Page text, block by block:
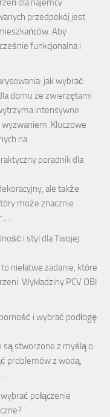
dla najemcy
przedpokój jest
Aby
funkcjonalna i
jak wybrać
domu ze zwierzętami
intensywne
Kluczowe
na …
poradnik dla
ale także
może znacznie
…
i styl dla Twojej
niełatwe zadanie, które
Wykładziny PCV OBI
i wybrać podłogę
są stworzone z myślą o
problemów z wodą,
…
połączenie